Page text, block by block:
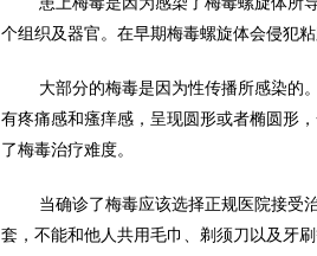
个组织及器官。在早期梅毒螺旋体会侵犯
大部分的梅毒是因为性传播所感染的
有疼痛感和瘙痒感，呈现圆形或者椭圆形
了梅毒治疗难度。
当确诊了梅毒应该选择正规医院接受
套，不能和他人共用毛巾、剃须刀以及牙刷